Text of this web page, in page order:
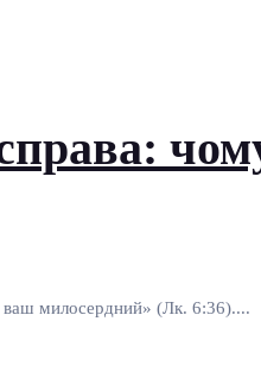
ваш милосердний» (Лк. 6:36)....